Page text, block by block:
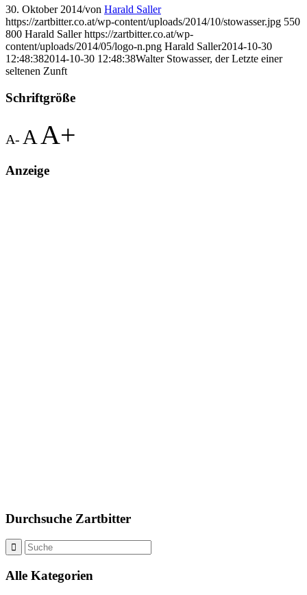
30. Oktober 2014/von Harald Saller
https://zartbitter.co.at/wp-content/uploads/2014/10/stowasser.jpg 550
800 Harald Saller https://zartbitter.co.at/wp-
content/uploads/2014/05/logo-n.png Harald Saller2014-10-30
12:48:382014-10-30 12:48:38Walter Stowasser, der Letzte einer
seltenen Zunft
Schriftgröße
A- A A+
Anzeige
Durchsuche Zartbitter
Alle Kategorien